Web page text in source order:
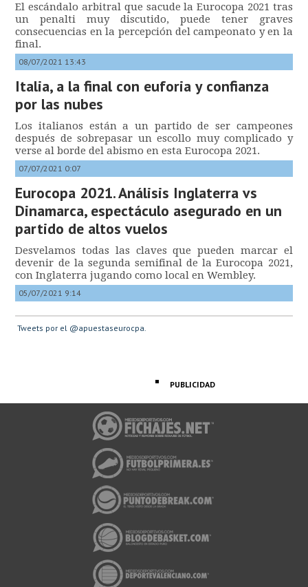
El escándalo arbitral que sacude la Eurocopa 2021 tras
un penalti muy discutido, puede tener graves
consecuencias en la percepción del campeonato y en la
final.
08/07/2021 13:43
Italia, a la final con euforia y confianza
por las nubes
Los italianos están a un partido de ser campeones
después de sobrepasar un escollo muy complicado y
verse al borde del abismo en esta Eurocopa 2021.
07/07/2021 0:07
Eurocopa 2021. Análisis Inglaterra vs
Dinamarca, espectáculo asegurado en un
partido de altos vuelos
Desvelamos todas las claves que pueden marcar el
devenir de la segunda semifinal de la Eurocopa 2021,
con Inglaterra jugando como local en Wembley.
05/07/2021 9:14
Tweets por el @apuestaseurocpa.
PUBLICIDAD